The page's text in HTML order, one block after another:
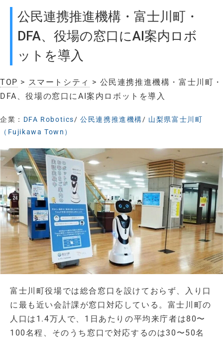
公民連携推進機構・富士川町・
DFA、役場の窓口にAI案内ロボ
ットを導入
TOP > スマートシティ > 公民連携推進機構・富士川町・
DFA、役場の窓口にAI案内ロボットを導入
企業： DFA Robotics/公民連携推進機構/ 山梨県富士川町
（Fujikawa Town）
富士川町役場では総合窓口を設けておらず、入り口
に最も近い会計課が窓口対応している。富士川町の
人口は1.4万人で、1日あたりの平均来庁者は80〜
100名程、そのうち窓口で対応するのは30〜50名